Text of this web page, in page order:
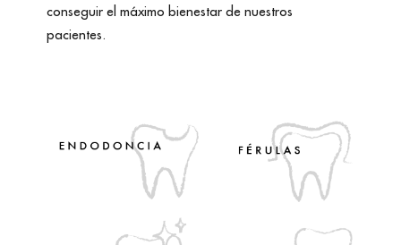
conseguir el máximo bienestar de nuestros
pacientes.